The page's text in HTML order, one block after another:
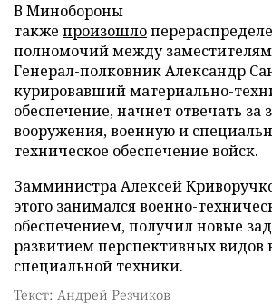
В Минобороны
также произошло
полномочий между
Генерал-полковник Александр
курировавший материально-
обеспечение, начнет отвечать за
вооружения, военную и
техническое обеспечение войск.
Замминистра Алексей
этого занимался военно-
обеспечением, получил новые
развитием перспективных видов
специальной техники.
Текст: Андрей Резчиков